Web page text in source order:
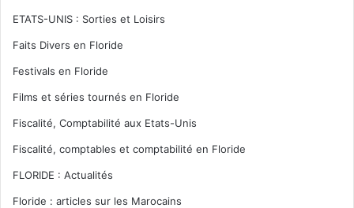
ETATS-UNIS : Sorties et Loisirs
Faits Divers en Floride
Festivals en Floride
Films et séries tournés en Floride
Fiscalité, Comptabilité aux Etats-Unis
Fiscalité, comptables et comptabilité en Floride
FLORIDE : Actualités
Floride : articles sur les Marocains